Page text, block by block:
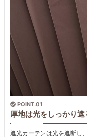
POINT.01
厚地は光をしっかり遮
遮光カーテンは光を遮断し